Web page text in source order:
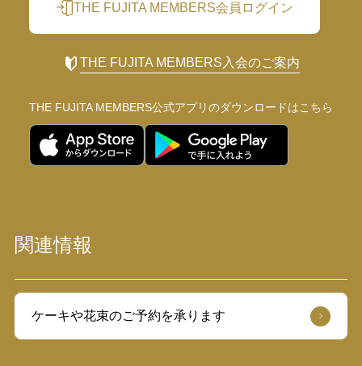
THE FUJITA MEMBERS会員ログイン
THE FUJITA MEMBERS入会のご案内
THE FUJITA MEMBERS公式アプリのダウンロードはこちら
関連情報
ケーキや花束のご予約を承ります